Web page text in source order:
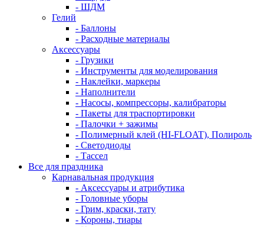
- ШДМ
Гелий
- Баллоны
- Расходные материалы
Аксессуары
- Грузики
- Инструменты для моделирования
- Наклейки, маркеры
- Наполнители
- Насосы, компрессоры, калибраторы
- Пакеты для траспортировки
- Палочки + зажимы
- Полимерный клей (HI-FLOAT), Полироль
- Светодиоды
- Тассел
Все для праздника
Карнавальная продукция
- Аксессуары и атрибутика
- Головные уборы
- Грим, краски, тату
- Короны, тиары